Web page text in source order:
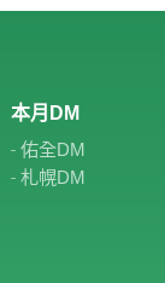
本月DM
佑全DM
札幌DM